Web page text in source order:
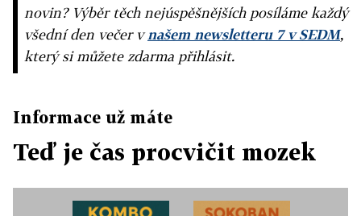
novin? Výběr těch nejúspěšnějších posíláme každý
všední den večer vnašem newsletteru 7 v SEDM,
který si můžete zdarma přihlásit.
Informace už máte
Teď je čas procvičit mozek